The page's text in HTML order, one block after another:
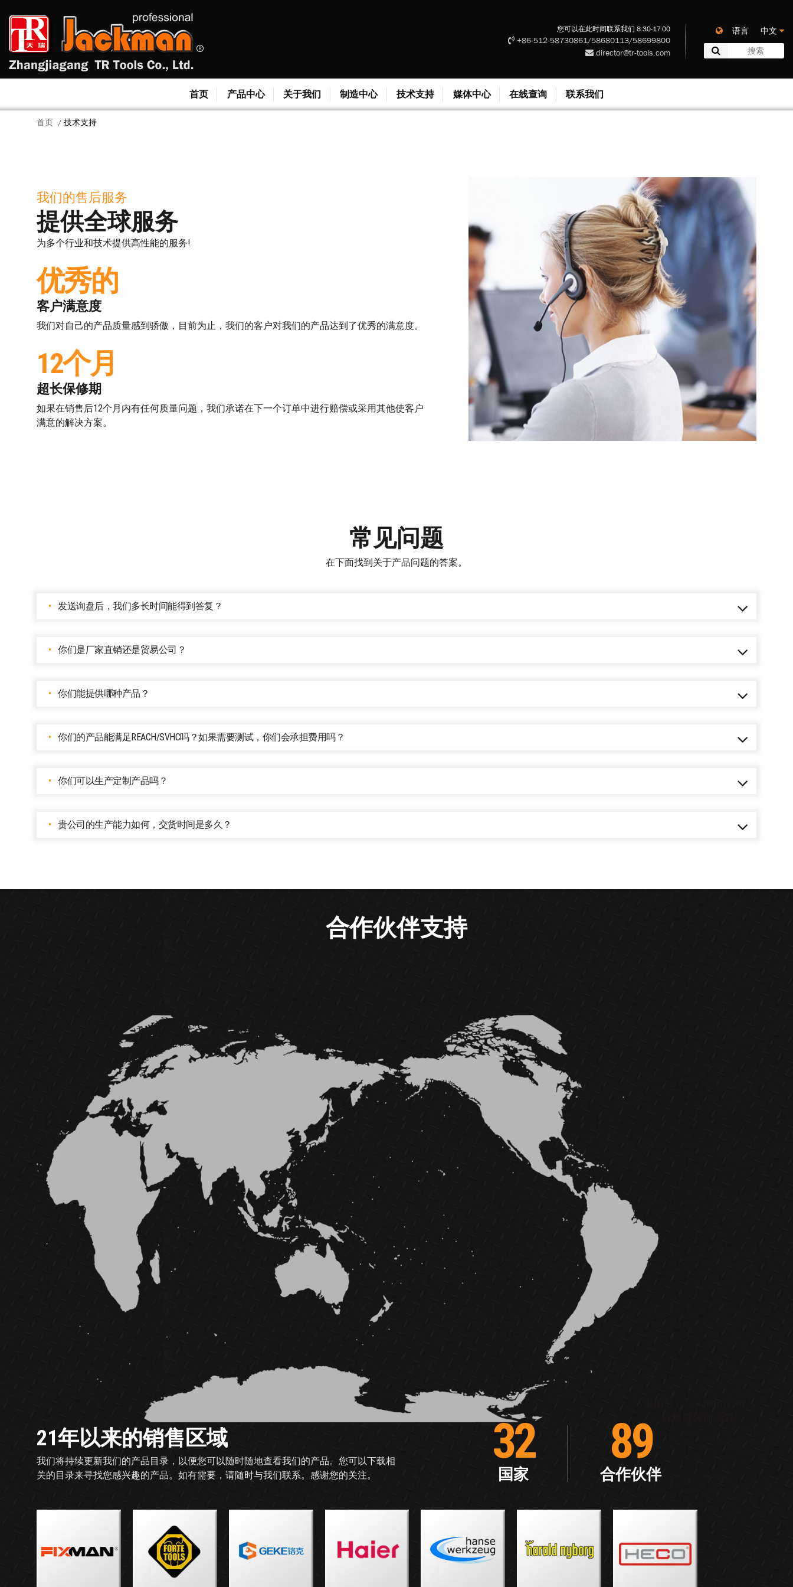
您可以在此时间联系我们 8:30-17:00
+86-512-58730861/58680113/58699800
director@tr-tools.com
语言 中文
首页 产品中心 关于我们 制造中心 技术支持 媒体中心 在线查询 联系我们
首页 / 技术支持
我们的售后服务
提供全球服务
为多个行业和技术提供高性能的服务!
优秀的
客户满意度
我们对自己的产品质量感到骄傲，目前为止，我们的客户对我们的产品达到了优秀的满意度。
12个月
超长保修期
如果在销售后12个月内有任何质量问题，我们承诺在下一个订单中进行赔偿或采用其他使客户
满意的解决方案。
常见问题
在下面找到关于产品问题的答案。
发送询盘后，我们多长时间能得到答复？
你们是厂家直销还是贸易公司？
你们能提供哪种产品？
你们的产品能满足REACH/SVHC吗？如果需要测试，你们会承担费用吗？
你们可以生产定制产品吗？
贵公司的生产能力如何，交货时间是多久？
合作伙伴支持
21年以来的销售区域
我们将持续更新我们的产品目录，以便您可以随时随地查看我们的产品。您可以下载相
关的目录来寻找您感兴趣的产品。如有需要，请随时与我们联系。感谢您的关注。
32
国家
89
合作伙伴